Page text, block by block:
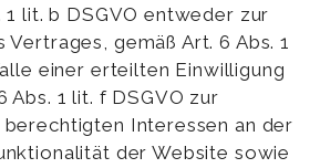
1 lit. b DSGVO entweder zur
Vertrages, gemäß Art. 6 Abs. 1
einer erteilten Einwilligung
Abs. 1 lit. f DSGVO zur
berechtigten Interessen an der
der Website sowie